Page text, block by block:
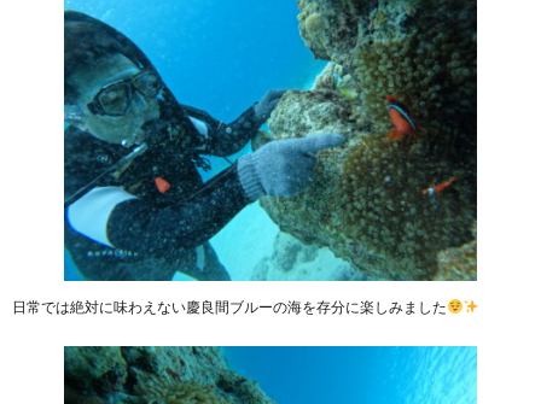
日常では絶対に味わえない慶良間ブルーの海を存分に楽しみました